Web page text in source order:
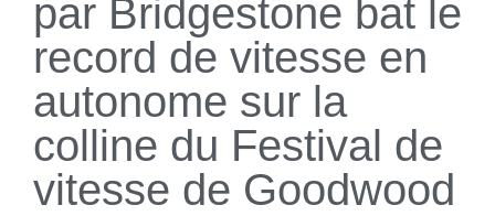
par Bridgestone bat le
record de vitesse en
autonome sur la
colline du Festival de
vitesse de Goodwood